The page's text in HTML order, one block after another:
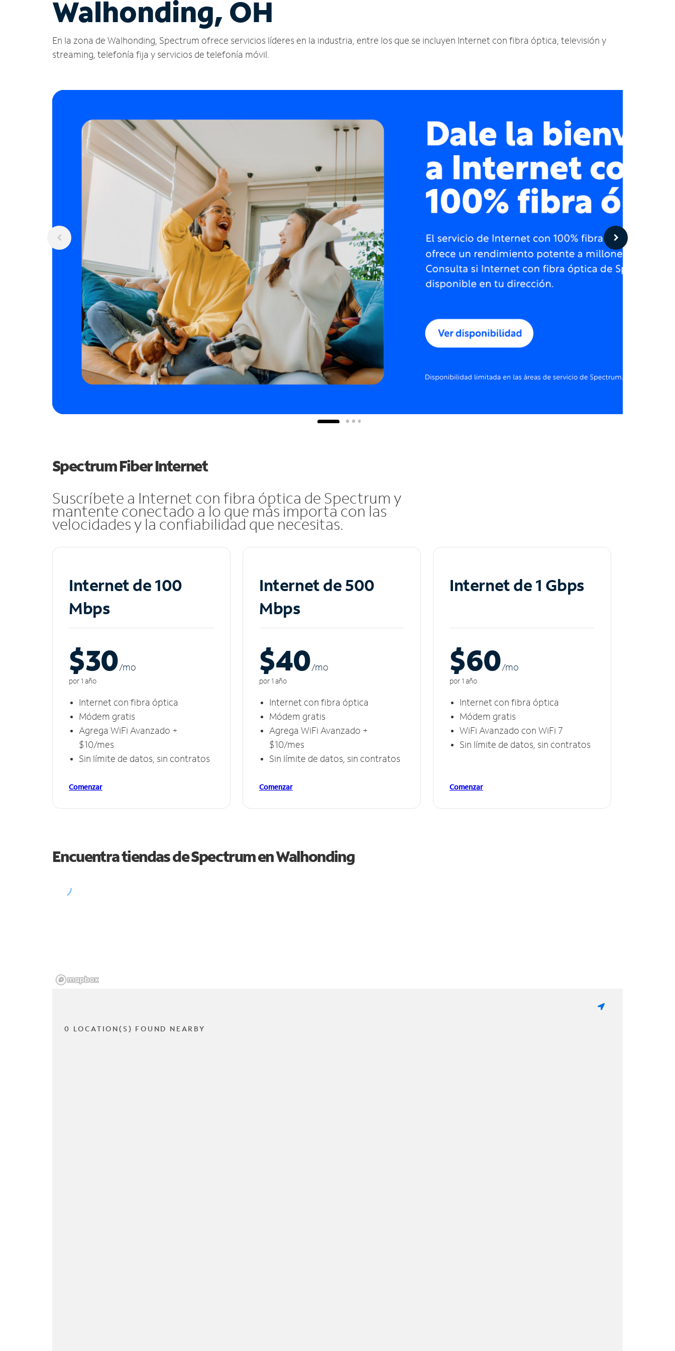
Walhonding, OH
En la zona de Walhonding, Spectrum ofrece servicios líderes en la industria, entre los que se incluyen Internet con fibra óptica, televisión y
streaming, telefonía fija y servicios de telefonía móvil.
Spectrum Fiber Internet
Suscríbete a Internet con fibra óptica de Spectrum y
mantente conectado a lo que más importa con las
velocidades y la confiabilidad que necesitas.
Internet de 100
Mbps
$30/mo
por 1 año
Internet con fibra óptica
Módem gratis
Agrega WiFi Avanzado +
$10/mes
Sin límite de datos, sin contratos
Comenzar
Internet de 500
Mbps
$40/mo
por 1 año
Internet con fibra óptica
Módem gratis
Agrega WiFi Avanzado +
$10/mes
Sin límite de datos, sin contratos
Comenzar
Internet de 1 Gbps
$60/mo
por 1 año
Internet con fibra óptica
Módem gratis
WiFi Avanzado con WiFi 7
Sin límite de datos, sin contratos
Comenzar
Encuentra tiendas de Spectrum enWalhonding
0 LOCATION(S) FOUND NEARBY